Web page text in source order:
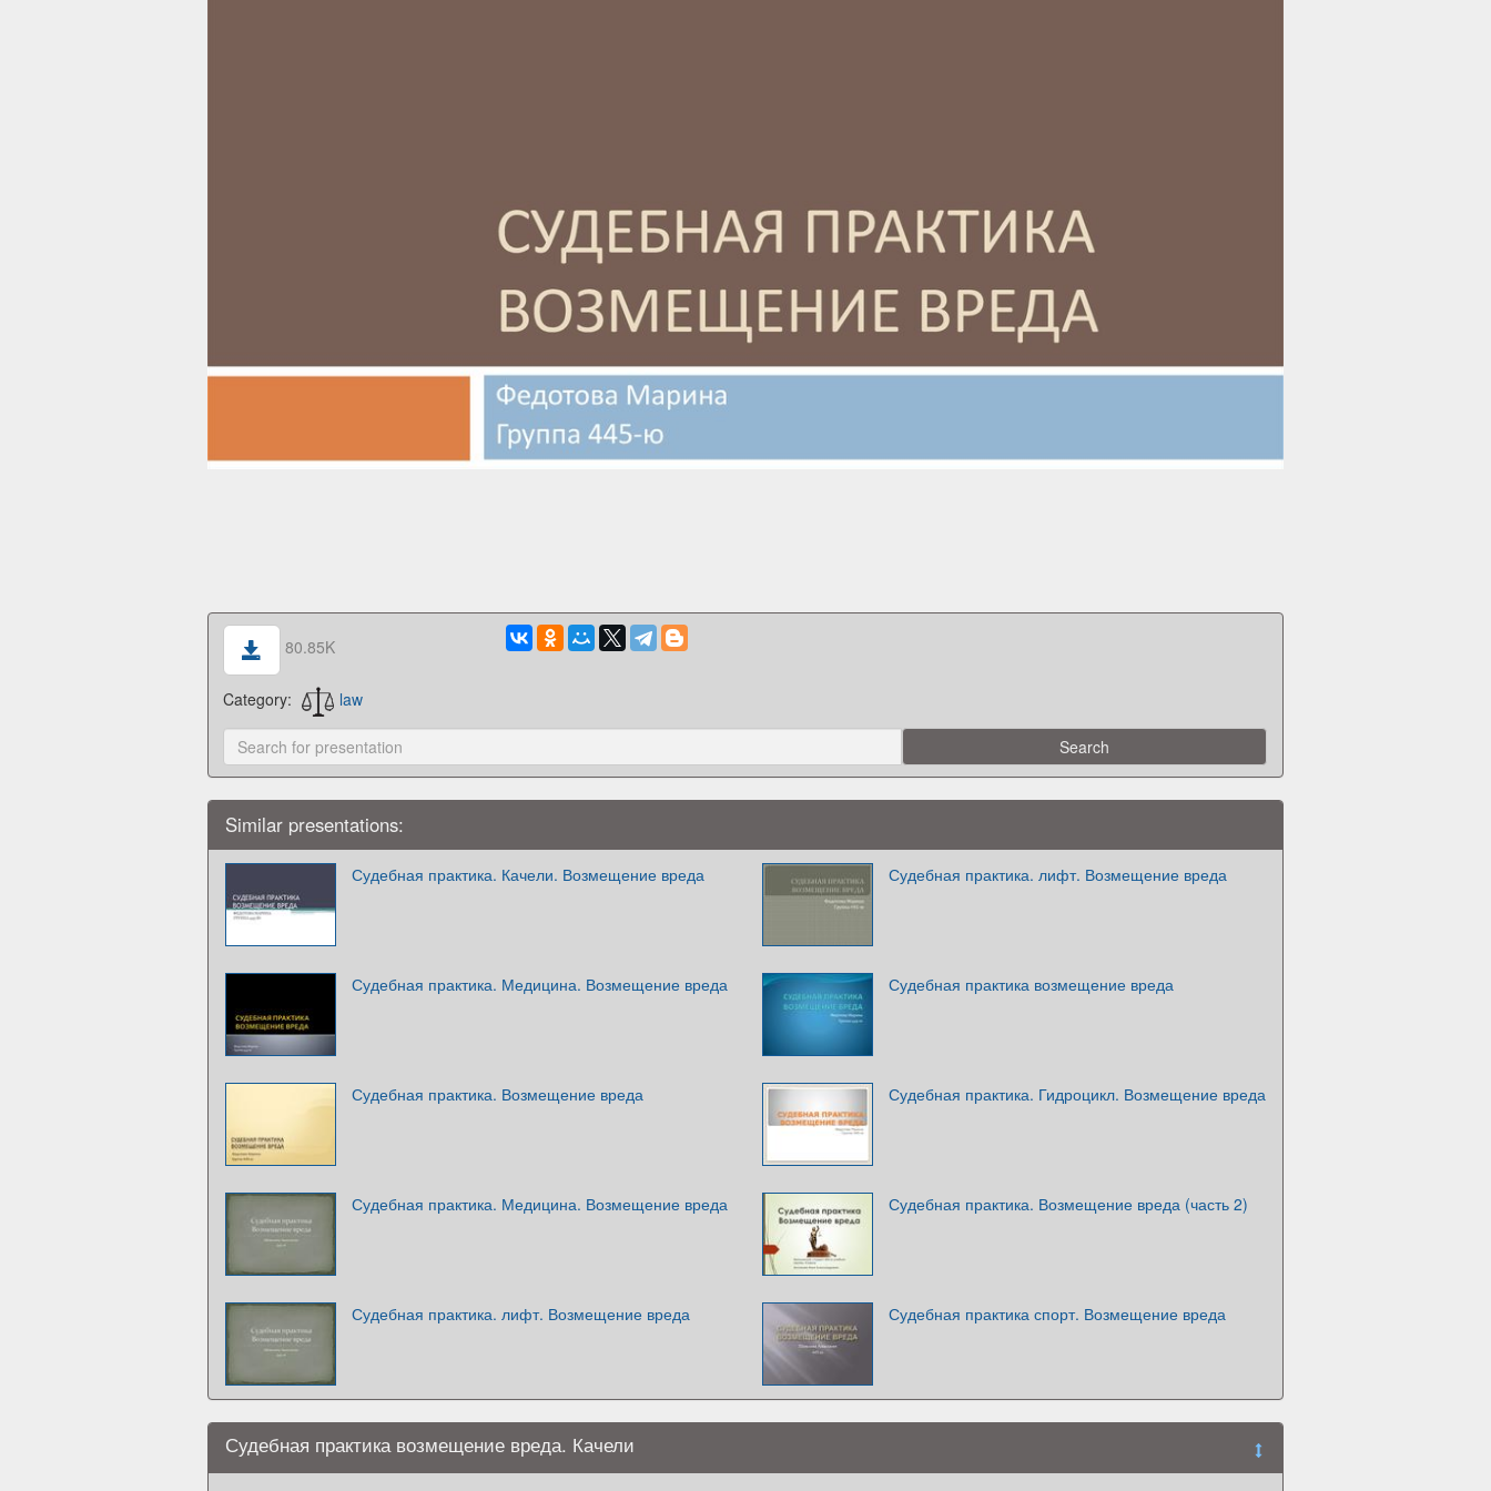
80.85K
Category: law
Similar presentations:
Судебная практика. Качели. Возмещение вреда Судебная практика. лифт. Возмещение вреда
Судебная практика. Медицина. Возмещение вреда Судебная практика возмещение вреда
Судебная практика. Возмещение вреда Судебная практика. Гидроцикл. Возмещение вреда
Судебная практика. Медицина. Возмещение вреда Судебная практика. Возмещение вреда (часть 2)
Судебная практика. лифт. Возмещение вреда Судебная практика спорт. Возмещение вреда
Судебная практика возмещение вреда. Качели